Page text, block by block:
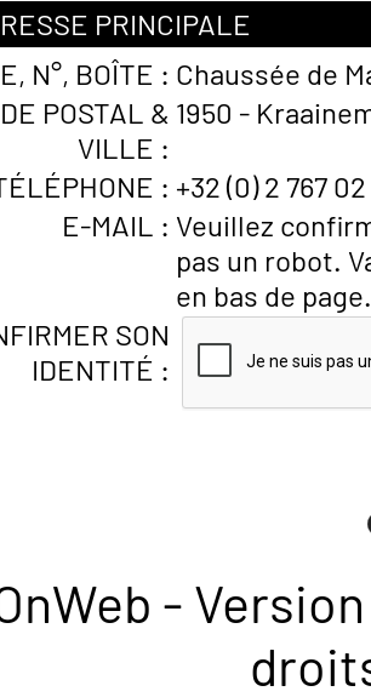
PRINCIPALE
N°, BOÎTE : Chaussée de
POSTAL &
VILLE :
1950 -
: +32 (0) 2 767
E-MAIL : Veuillez
pas un robot.
en bas de page.
SON
IDENTITÉ :
-